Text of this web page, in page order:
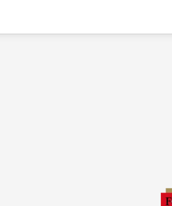
Lösungen zu bieten. Profitieren